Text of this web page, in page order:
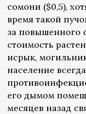
сомони ($0,5),
время такой
за повышенного
стоимость
исрык,
население
его дымом
месяцев назад